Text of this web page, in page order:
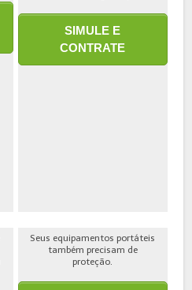
SIMULE E
CONTRATE
Seus equipamentos portáteis
também precisam de
proteção.